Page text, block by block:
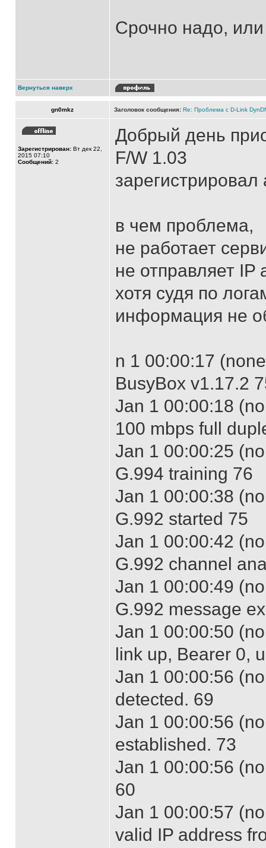
Срочно надо,
Вернуться наверх
gn0mkz Заголовок сообщения: Re: Проблема с D-Link
Зарегистрирован: Вт дек 22,
2015 07:10
Сообщений: 2
Добрый день
F/W 1.03
в чем проблема,
не работает
не отправляет IP
хотя судя по
информация не
n 1 00:00:17
BusyBox v1.17.2
Jan 1 00:00:18
100 mbps full
Jan 1 00:00:25
G.994 training 76
Jan 1 00:00:38
G.992 started 75
Jan 1 00:00:42
G.992 channel
Jan 1 00:00:49
G.992 message
Jan 1 00:00:50
link up, Bearer 0,
Jan 1 00:00:56
detected. 69
Jan 1 00:00:56
established. 73
Jan 1 00:00:56
60
Jan 1 00:00:57
valid IP address